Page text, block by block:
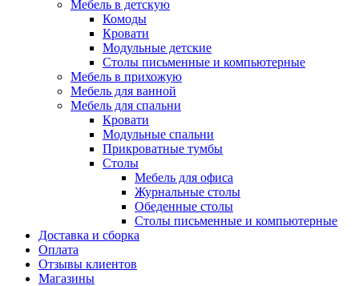
Мебель в детскую
Комоды
Кровати
Модульные детские
Столы письменные и компьютерные
Мебель в прихожую
Мебель для ванной
Мебель для спальни
Кровати
Модульные спальни
Прикроватные тумбы
Столы
Мебель для офиса
Журнальные столы
Обеденные столы
Столы письменные и компьютерные
Доставка и сборка
Оплата
Отзывы клиентов
Магазины